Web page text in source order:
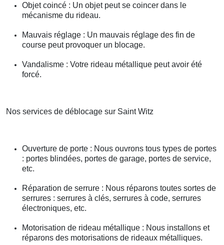
Objet coincé : Un objet peut se coincer dans le
mécanisme du rideau.
Mauvais réglage : Un mauvais réglage des fin de
course peut provoquer un blocage.
Vandalisme : Votre rideau métallique peut avoir été
forcé.
Nos services de déblocage sur Saint Witz
Ouverture de porte : Nous ouvrons tous types de portes
: portes blindées, portes de garage, portes de service,
etc.
Réparation de serrure : Nous réparons toutes sortes de
serrures : serrures à clés, serrures à code, serrures
électroniques, etc.
Motorisation de rideau métallique : Nous installons et
réparons des motorisations de rideaux métalliques.